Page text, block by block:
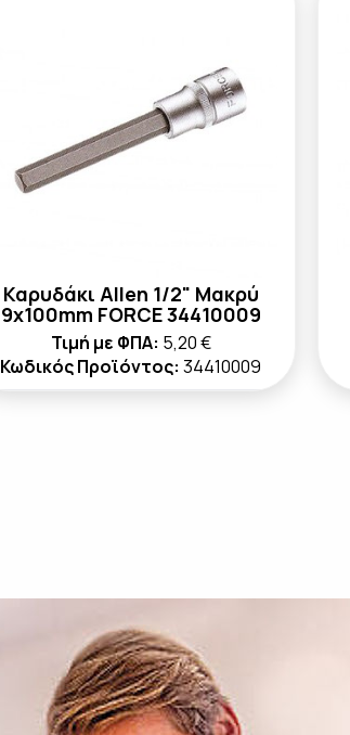
Καρυδάκι Allen 1/2" Μακρύ
9x100mm FORCE 34410009
Τιμή με ΦΠΑ: 5,20 €
Κωδικός Προϊόντος: 34410009